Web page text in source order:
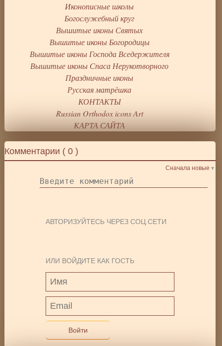
Комментарии (0 )
Сначала новые
АВТОРИЗУЙТЕСЬ ЧЕРЕЗ СОЦ.СЕТИ
ИЛИ ВОЙДИТЕ КАК ГОСТЬ
Войти
Иконописные школы
Богослужебный круг
Вышитые иконы Святых
Вышитые иконы Богородицы
Вышитые иконы Господа Вседержителя
Вышитые иконы Спаса Нерукотворного
Праздничные иконы
Русская матрёшка
КОНТАКТЫ
Russian Orthodox icons Art
КАРТА САЙТА